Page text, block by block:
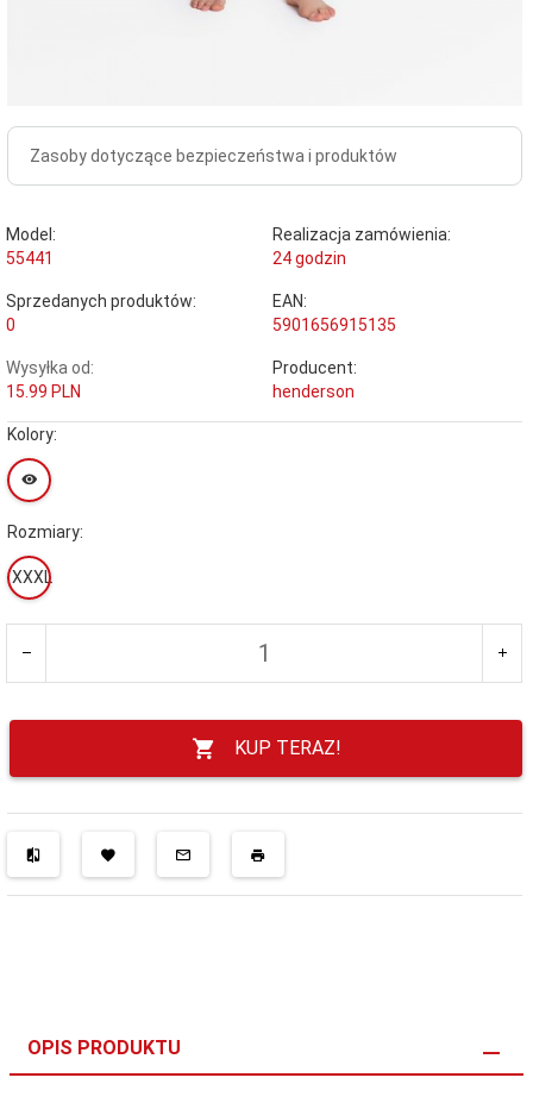
Zasoby dotyczące bezpieczeństwa i produktów
Model:
55441
Realizacja zamówienia:
24 godzin
Sprzedanych produktów:
0
EAN:
5901656915135
Wysyłka od:
15.99 PLN
Producent:
henderson
Kolory:
Rozmiary:
XXXL
KUP TERAZ!
OPIS PRODUKTU